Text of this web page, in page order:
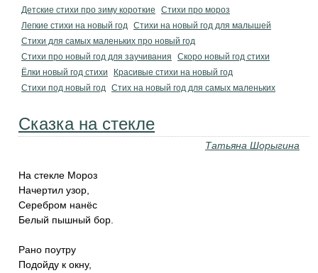
Детские стихи про зиму короткие
Стихи про мороз
Легкие стихи на новый год Стихи на новый год для малышей
Стихи для самых маленьких про новый год
Стихи про новый год для заучивания
Скоро новый год стихи
Ёлки новый год стихи
Красивые стихи на новый год
Стихи под новый год Стих на новый год для самых маленьких
Сказка на стекле
Татьяна Шорыгина
На стекле Мороз
Начертил узор,
Серебром нанёс
Белый пышный бор.
Рано поутру
Подойду к окну,